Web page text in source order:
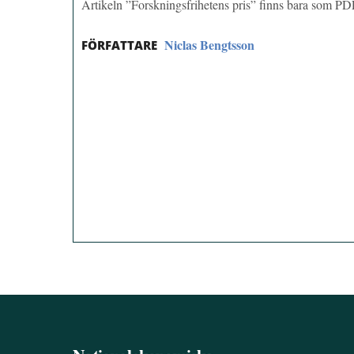
Artikeln ”Forskningsfrihetens pris” finns bara som
FÖRFATTARE Niclas Bengtsson